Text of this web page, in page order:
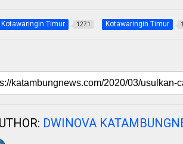
Kotawaringin Timur 1271 Kotawaringin Timur
DWINOVA